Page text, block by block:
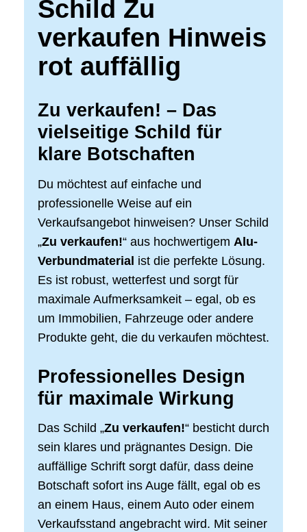
Schild Zu
verkaufen Hinweis
rot auffällig
Zu verkaufen! – Das
vielseitige Schild für
klare Botschaften
Du möchtest auf einfache und
professionelle Weise auf ein
Verkaufsangebot hinweisen? Unser Schild
„Zu verkaufen!“ aus hochwertigem Alu-
Verbundmaterial ist die perfekte Lösung.
Es ist robust, wetterfest und sorgt für
maximale Aufmerksamkeit – egal, ob es
um Immobilien, Fahrzeuge oder andere
Produkte geht, die du verkaufen möchtest.
Professionelles Design
für maximale Wirkung
Das Schild „Zu verkaufen!“ besticht durch
sein klares und prägnantes Design. Die
auffällige Schrift sorgt dafür, dass deine
Botschaft sofort ins Auge fällt, egal ob es
an einem Haus, einem Auto oder einem
Verkaufsstand angebracht wird. Mit seiner